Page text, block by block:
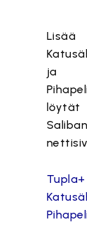
Lisää
ja
löytät
Tupla+